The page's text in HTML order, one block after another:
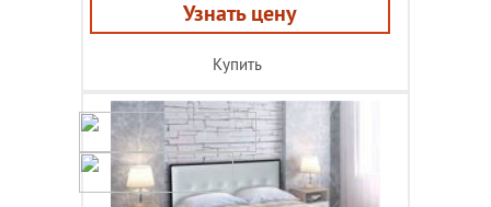
Узнать цену
Купить